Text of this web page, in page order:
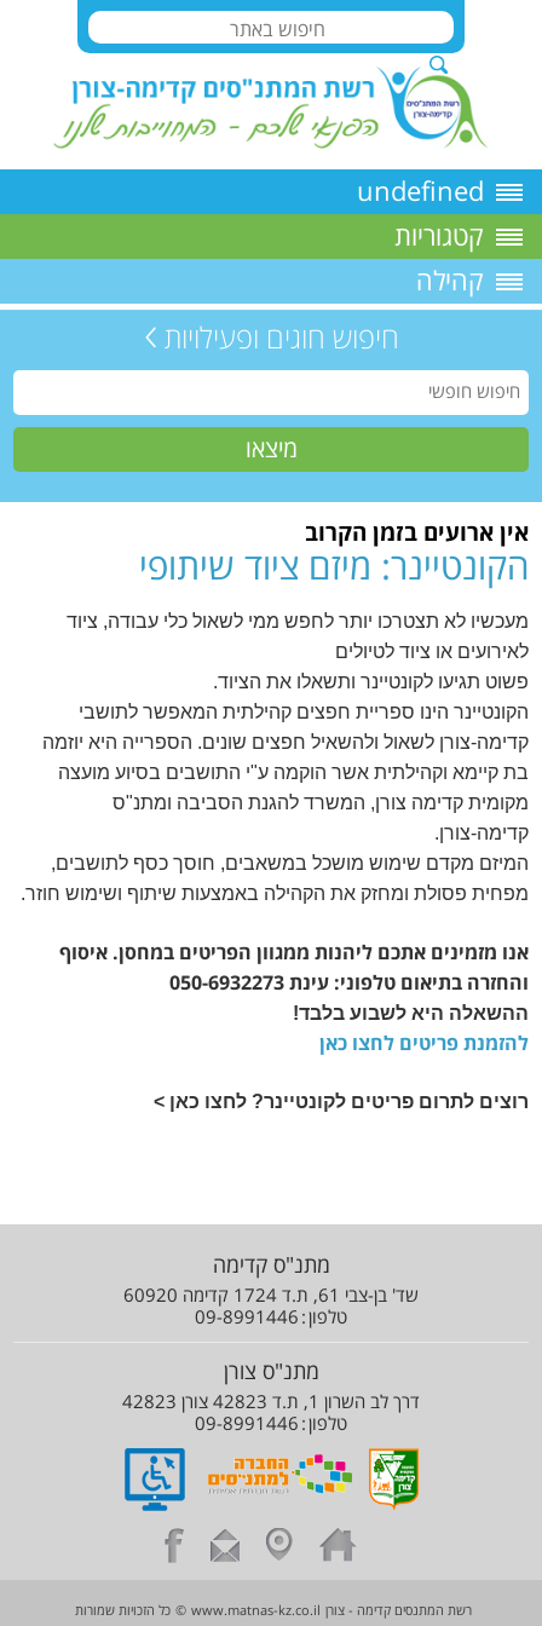
undefined
קטגוריות
קהילה
חיפוש חוגים ופעילויות
אין ארועים בזמן הקרוב
הקונטיינר: מיזם ציוד שיתופי
מעכשיו לא תצטרכו יותר לחפש ממי לשאול כלי עבודה, ציוד
לאירועים או ציוד לטיולים
פשוט תגיעו לקונטיינר ותשאלו את הציוד.
הקונטיינר הינו ספריית חפצים קהילתית המאפשר לתושבי
קדימה-צורן לשאול ולהשאיל חפצים שונים. הספרייה היא יוזמה
בת קיימא וקהילתית אשר הוקמה ע"י התושבים בסיוע מועצה
מקומית קדימה צורן, המשרד להגנת הסביבה ומתנ"ס
קדימה-צורן.
המיזם מקדם שימוש מושכל במשאבים, חוסך כסף לתושבים,
מפחית פסולת ומחזק את הקהילה באמצעות שיתוף ושימוש חוזר.
אנו מזמינים אתכם ליהנות ממגוון הפריטים במחסן. איסוף
והחזרה בתיאום טלפוני: עינת 050-6932273
ההשאלה היא לשבוע בלבד!
להזמנת פריטים לחצו כאן
רוצים לתרום פריטים לקונטיינר? לחצו כאן >
מתנ"ס קדימה
שד' בן-צבי 61, ת.ד 1724 קדימה 60920
טלפון 09-8991446
מתנ"ס צורן
דרך לב השרון 1, ת.ד 42823 צורן 42823
טלפון 09-8991446
רשת המתנסים קדימה - צורן www.matnas-kz.co.il
© כל הזכויות שמורות